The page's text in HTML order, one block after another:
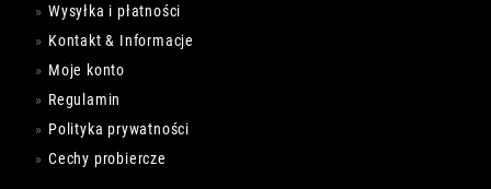
Wysyłka i płatności
Kontakt & Informacje
Moje konto
Regulamin
Polityka prywatności
Cechy probiercze